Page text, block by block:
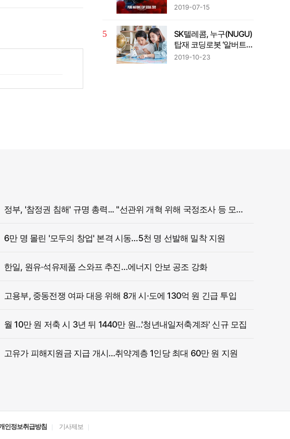
2019-07-15
SK텔레콤, 누구(NUGU)
탑재 코딩로봇 ‘알버트
AI’출시
2019-10-23
정부, '참정권 침해' 규명 총력... "선관위 개혁 위해 국정조사 등 모든 조치"
6만 명 몰린 '모두의 창업' 본격 시동…5천 명 선발해 밀착 지원
한일, 원유·석유제품 스와프 추진…에너지 안보 공조 강화
고용부, 중동전쟁 여파 대응 위해 8개 시·도에 130억 원 긴급 투입
월 10만 원 저축 시 3년 뒤 1440만 원…'청년내일저축계좌' 신규 모집
고유가 피해지원금 지급 개시…취약계층 1인당 최대 60만 원 지원
인정보취급방침 기사제보